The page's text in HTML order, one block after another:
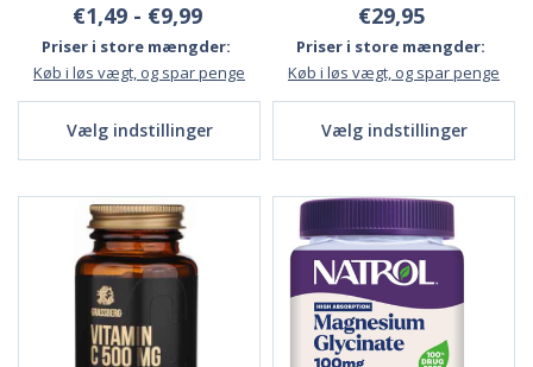
€1,49 - €9,99
Priser i store mængder:
Køb i løs vægt, og spar penge
Vælg indstillinger
€29,95
Priser i store mængder:
Køb i løs vægt, og spar penge
Vælg indstillinger